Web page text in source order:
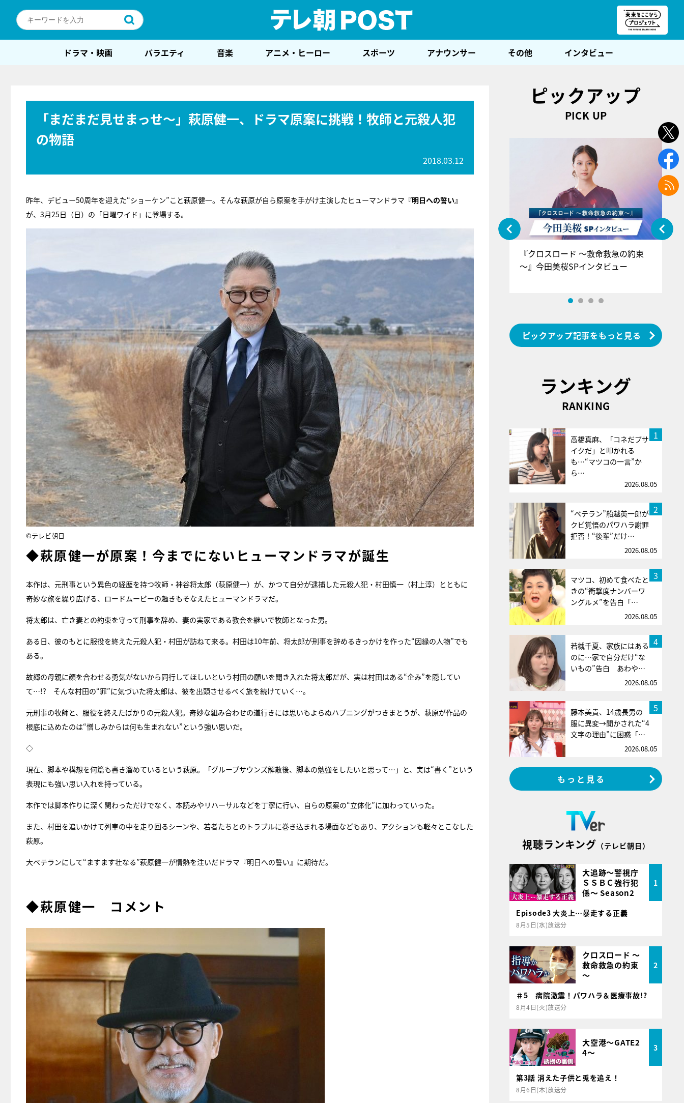
ドラマ・映画 バラエティ 音楽 アニメ・ヒーロー スポーツ アナウンサー その他 インタビュー
「まだまだ見せまっせ～」萩原健一、ドラマ原案に挑戦！牧師と元殺人犯
の物語
2018.03.12
昨年、デビュー50周年を迎えた“ショーケン”こと萩原健一。そんな萩原が自ら原案を手がけ主演したヒューマンドラマ 『明日への誓い』
が、3月25日（日）の「日曜ワイド」に登場する。
©テレビ朝日
◆萩原健一が原案！今までにないヒューマンドラマが誕生
本作は、元刑事という異色の経歴を持つ牧師・神谷将太郎（萩原健一）が、かつて自分が逮捕した元殺人犯・村田慎一（村上淳）とともに
奇妙な旅を繰り広げる、ロードムービーの趣きもそなえたヒューマンドラマだ。
将太郎は、亡き妻との約束を守って刑事を辞め、妻の実家である教会を継いで牧師となった男。
ある日、彼のもとに服役を終えた元殺人犯・村田が訪ねて来る。村田は10年前、将太郎が刑事を辞めるきっかけを作った“因縁の人物”でも
ある。
故郷の母親に顔を合わせる勇気がないから同行してほしいという村田の願いを聞き入れた将太郎だが、実は村田はある“企み”を隠してい
て…!? そんな村田の“罪”に気づいた将太郎は、彼を出頭させるべく旅を続けていく…。
元刑事の牧師と、服役を終えたばかりの元殺人犯。奇妙な組み合わせの道行きには思いもよらぬハプニングがつきまとうが、萩原が作品の
根底に込めたのは“憎しみからは何も生まれない”という強い思いだ。
◇
現在、脚本や構想を何篇も書き溜めているという萩原。「グループサウンズ解散後、脚本の勉強をしたいと思って…」と、実は“書く”という
表現にも強い思い入れを持っている。
本作では脚本作りに深く関わっただけでなく、本読みやリハーサルなどを丁寧に行い、自らの原案の“立体化”に加わっていった。
また、村田を追いかけて列車の中を走り回るシーンや、若者たちとのトラブルに巻き込まれる場面などもあり、アクションも軽々とこなした
萩原。
大ベテランにして“ますます壮なる”萩原健一が情熱を注いだドラマ『明日への誓い』に期待だ。
◆萩原健一 コメント
ピックアップ
PICK UP
『アイ＝ラブ！げーみんぐ』＝LOV
『クロスロード ～救命救急の約束
～』今田美桜SPインタビュー
ピックアップ記事をもっと見る
ランキング
RANKING
1
高橋真麻、「コネだブサ
イクだ」と叩かれる
も…“マツコの一言”か
ら…
2026.08.05
2
“ベテラン”船越英一郎が
クビ覚悟のパワハラ謝罪
拒否！“後輩”だけ…
2026.08.05
3
マツコ、初めて食べたと
きの“衝撃度ナンバーワ
ングルメ”を告白「…
2026.08.05
4
若槻千夏、家族にはある
のに…家で自分だけ“な
いもの”告白 あわや…
2026.08.05
5
藤本美貴、14歳長男の
服に異変→聞かされた“4
文字の理由”に困惑「…
2026.08.05
もっと見る
視聴ランキング （テレビ朝日）
大追跡～警視庁
ＳＳＢＣ強行犯
係～ Season2
1
Episode3 大炎上…暴走する正義
8月5日(水)放送分
クロスロード ～
救命救急の約束
～
2
＃5 病院激震！パワハラ＆医療事故!?
8月4日(火)放送分
大空港～GATE2
4～
3
第3話 消えた子供と兎を追え！
8月6日(木)放送分